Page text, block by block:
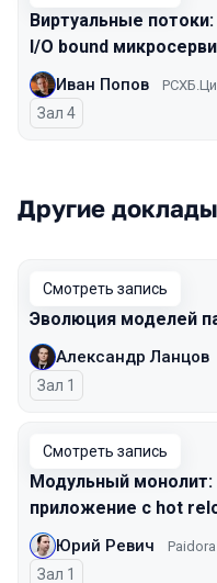
Виртуальные
I/O bound
Иван Попов
Зал 4
Другие
Смотреть запись
Эволюция моделей
Александр Ланцов
Зал 1
Смотреть запись
Модульный монолит:
приложение с hot
Юрий Ревич Paidora
Зал 1